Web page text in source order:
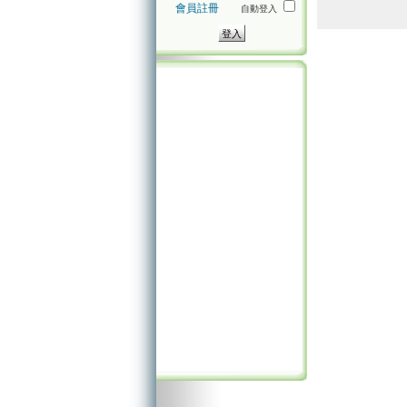
會員註冊 自動登入